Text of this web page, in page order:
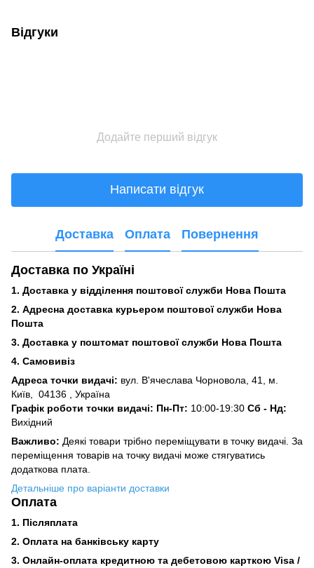
Відгуки
Додайте перший відгук
Написати відгук
Доставка Оплата Повернення
Доставка по Україні
1. Доставка у відділення поштової служби Нова Пошта
2. Адресна доставка курьером поштової служби Нова
Пошта
3. Доставка у поштомат поштової служби Нова Пошта
4. Самовивіз
Адреса точки видачі: вул. В'ячеслава Чорновола, 41, м.
Київ,
04136 , Україна
Графік роботи точки видачі: Пн-Пт: 10:00-19:30 Сб - Нд:
Вихідний
Важливо: Деякі товари трібно переміщувати в точку видачі. За
переміщення товарів на точку видачі може стягуватись
додаткова плата.
Детальніше про варіанти доставки
Оплата
1. Післяплата
2. Оплата на банківську карту
3. Онлайн-оплата кредитною та дебетовою карткою Visa /